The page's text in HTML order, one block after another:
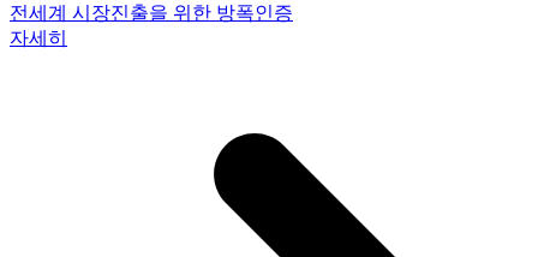
전세계 시장진출을 위한 방폭인증
자세히